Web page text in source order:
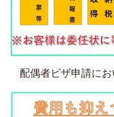
配偶者ビザ申請にお